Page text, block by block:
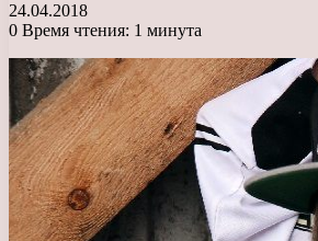
24.04.2018
0 Время чтения: 1 минута